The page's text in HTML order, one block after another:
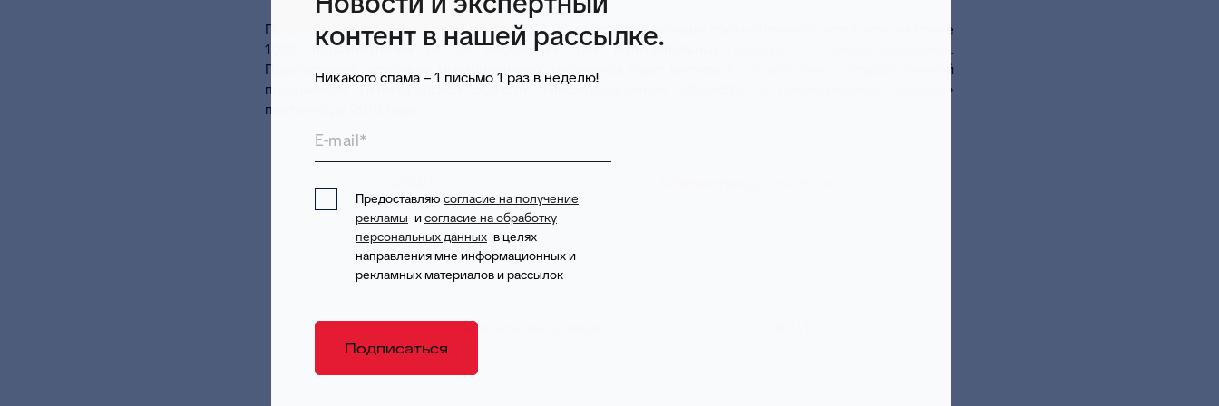
По итогам первого этапа проекта в АИСГЗ ЛО работают в режиме промышленной эксплуатации более
1000 пользователей из 29 поселений трех муниципальных районов – «первопроходцев».
Подключение остальных муниципальных заказчиков будет вестись в соответствии с государственной
программой Ленинградской области «Информационное общество в Ленинградской области»
поэтапно до 2018 года.
#система управления закупками
контент в нашей рассылке.
Никакого спама – 1 письмо 1 раз в неделю!
E-mail*
Предоставляю согласие на получение
рекламы исогласие на обработку
персональных данных в целях
направления мне информационных и
рекламных материалов и рассылок
Подписаться